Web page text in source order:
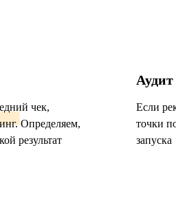
чек,
Определяем,
результат
Если
точки
запуска